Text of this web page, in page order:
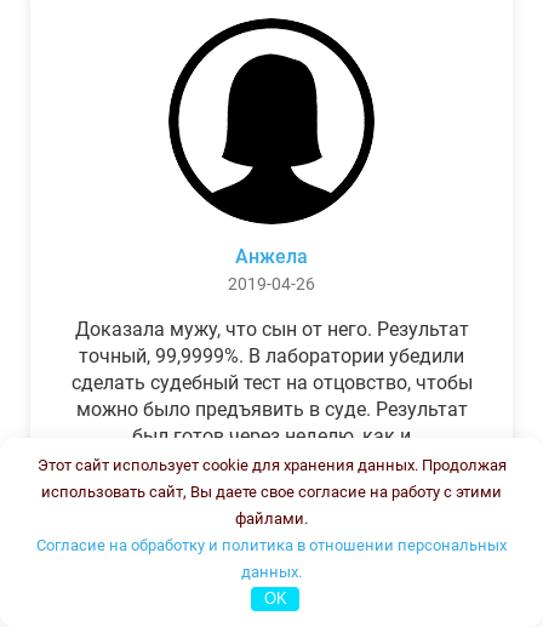
Анжела
2019-04-26
Доказала мужу, что сын от него. Результат
точный, 99,9999%. В лаборатории убедили
сделать судебный тест на отцовство, чтобы
можно было предъявить в суде. Результат
был готов через неделю, как и
обещали.Теперь муж бегает и извиняется.
Этот сайт использует cookie для хранения данных. Продолжая
использовать сайт, Вы даете свое согласие на работу с этими
файлами.
Согласие на обработку и политика в отношении персональных
данных.
OK